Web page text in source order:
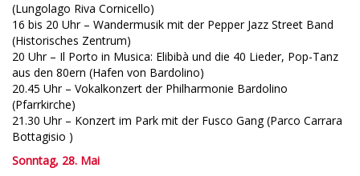
(Lungolago Riva Cornicello)
16 bis 20 Uhr – Wandermusik mit der Pepper Jazz Street Band
(Historisches Zentrum)
20 Uhr – Il Porto in Musica: Elibibà und die 40 Lieder, Pop-Tanz
aus den 80ern (Hafen von Bardolino)
20.45 Uhr – Vokalkonzert der Philharmonie Bardolino
(Pfarrkirche)
21.30 Uhr – Konzert im Park mit der Fusco Gang (Parco Carrara
Bottagisio )
Sonntag, 28. Mai